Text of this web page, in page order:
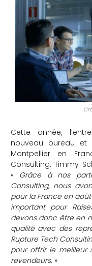
Cette année,
nouveau bureau
Montpellier en
Consulting. Timmy
« Grâce à nos
Consulting, nous
pour la France en
important pour
devons donc être en
qualité avec des
Rupture Tech
pour offrir le meilleur
revendeurs. »